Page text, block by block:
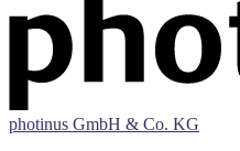
photinus GmbH & Co. KG